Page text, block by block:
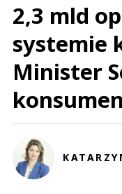
2,3 mld
systemie
Minister